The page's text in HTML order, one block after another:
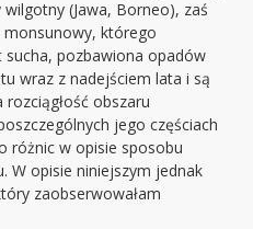
(Jawa, Borneo), zaś
którego
pozbawiona opadów
wraz z nadejściem lata i są
obszaru
jego częściach
różnic w opisie sposobu
W opisie niniejszym jednak
zaobserwowałam